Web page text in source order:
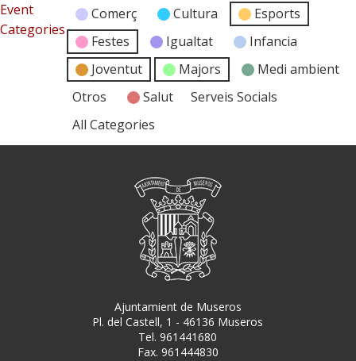
Event
Categories
Comerç Cultura
Esports
Festes
Igualtat
Infancia
Joventut
Majors
Medi ambient
Otros
Salut
Serveis Socials
All Categories
Ajuntamient de Museros
Pl. del Castell, 1 - 46136 Museros
Tel. 961441680
Fax. 961444830